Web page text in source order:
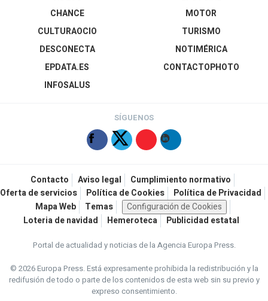
CHANCE
CULTURAOCIO
DESCONECTA
EPDATA.ES
INFOSALUS
MOTOR
TURISMO
NOTIMÉRICA
CONTACTOPHOTO
SÍGUENOS
Contacto Aviso legal
Cumplimiento normativo
Oferta de servicios
Política de Cookies
Política de Privacidad
Mapa Web
Temas
Configuración de Cookies
Loteria de navidad
Hemeroteca Publicidad estatal
Portal de actualidad y noticias de la Agencia Europa Press.
© 2026 Europa Press.Está expresamente prohibida la redistribución y la
redifusión de todo o parte de los contenidos de esta web sin su previo y
expreso consentimiento.